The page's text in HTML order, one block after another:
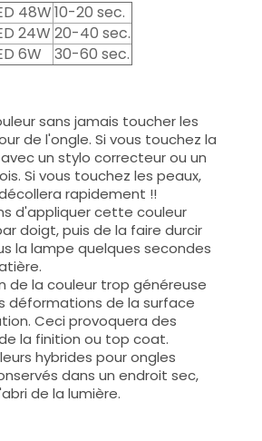
48W10-20 sec.
24W 20-40 sec.
6W
30-60 sec.
sans jamais toucher les
de l'ongle. Si vous touchez la
un stylo correcteur ou un
Si vous touchez les peaux,
rapidement !!
d'appliquer cette couleur
doigt, puis de la faire durcir
la lampe quelques secondes
de la couleur trop généreuse
déformations de la surface
Ceci provoquera des
la finition ou top coat.
hybrides pour ongles
dans un endroit sec,
de la lumière.